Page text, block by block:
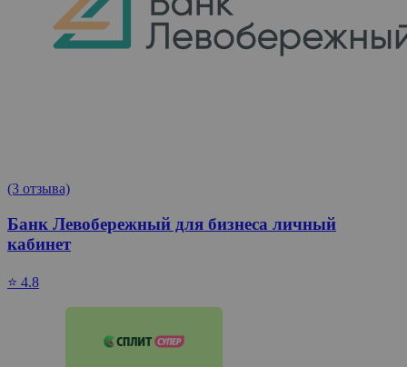
(3 отзыва)
Банк Левобережный для бизнеса личный
кабинет
⭐ 4.8